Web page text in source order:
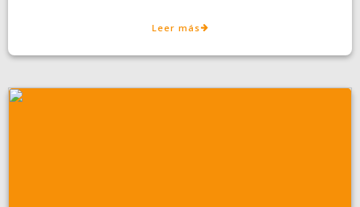
Leer más